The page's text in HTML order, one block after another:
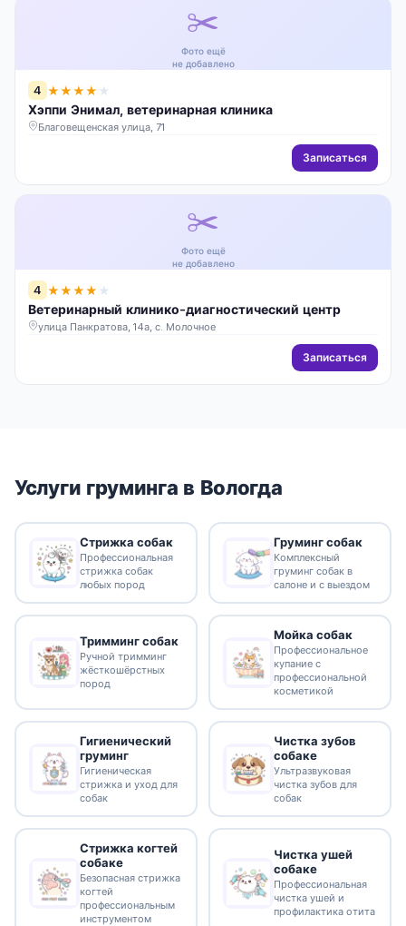
✂️
Фото ещё
не добавлено
4 ★★★★ ★
Хэппи Энимал, ветеринарная клиника
Благовещенская улица, 71
Записаться
✂️
Фото ещё
не добавлено
4 ★★★★ ★
Ветеринарный клинико-диагностический центр
улица Панкратова, 14а, с. Молочное
Записаться
Услуги груминга в Вологда
Стрижка собак
Профессиональная
стрижка собак
любых пород
Груминг собак
Комплексный
груминг собак в
салоне и с выездом
Тримминг собак
Ручной тримминг
жёсткошёрстных
пород
Мойка собак
Профессиональное
купание с
профессиональной
косметикой
Гигиенический
груминг
Гигиеническая
стрижка и уход для
собак
Чистка зубов
собаке
Ультразвуковая
чистка зубов для
собак
Стрижка когтей
собаке
Безопасная стрижка
когтей
профессиональным
инструментом
Чистка ушей
собаке
Профессиональная
чистка ушей и
профилактика отита